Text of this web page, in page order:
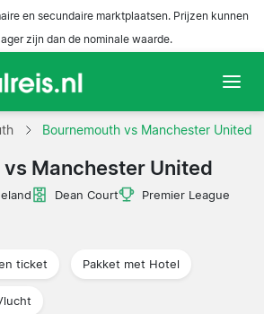
en secundaire marktplaatsen. Prijzen kunnen
zijn dan de nominale waarde.
Bournemouth vs Manchester United
Manchester United
Dean Court
Premier League
ticket Pakket met Hotel